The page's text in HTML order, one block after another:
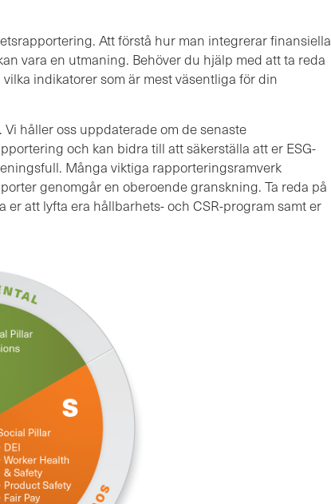
Att förstå hur man integrerar finansiella
vara en utmaning. Behöver du hjälp med att ta reda
indikatorer som är mest väsentliga för din
håller oss uppdaterade om de senaste
och kan bidra till att säkerställa att er ESG-
Många viktiga rapporteringsramverk
genomgår en oberoende granskning. Ta reda på
er att lyfta era hållbarhets- och CSR-program samt er